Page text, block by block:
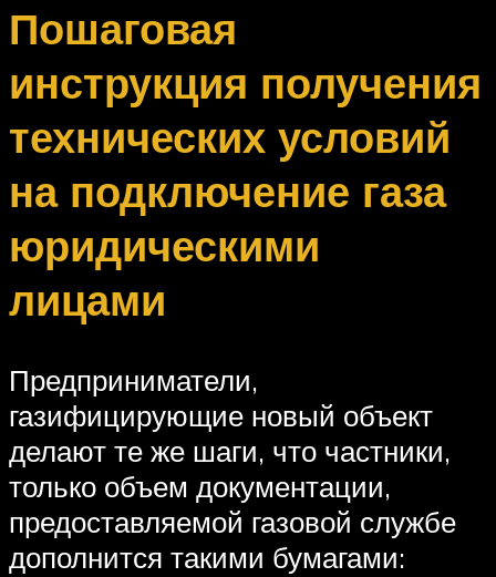
Пошаговая
инструкция получения
технических условий
на подключение газа
юридическими
лицами
Предприниматели,
газифицирующие новый объект
делают те же шаги, что частники,
только объем документации,
предоставляемой газовой службе
дополнится такими бумагами: